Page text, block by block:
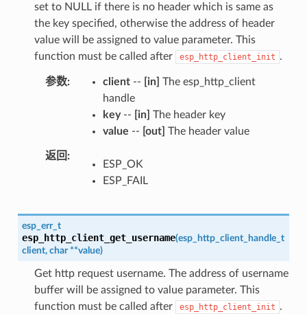
set to NULL if there is no header which is same as
the key specified, otherwise the address of header
value will be assigned to value parameter. This
function must be called after
esp_http_client_init .
参数 client-- [in] The esp_http_client
handle
key-- [in] The header key
value -- [out] The header value
返回
ESP_OK
ESP_FAIL
esp_err_t
esp_http_client_get_username(esp_http_client_handle_t
client, char **value)
Get http request username. The address of username
buffer will be assigned to value parameter. This
function must be called after
esp_http_client_init .